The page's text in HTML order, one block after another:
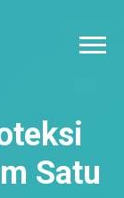
Satu